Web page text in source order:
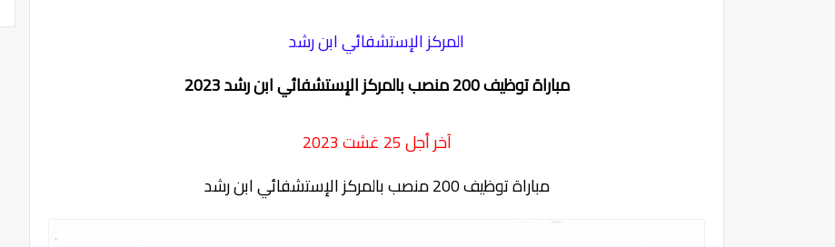
المركز الإستشفائي ابن رشد
مباراة توظيف 200 منصب بالمركز الإستشفائي ابن رشد 2023
آخر أجل 25 غشت 2023
مباراة توظيف 200 منصب بالمركز الإستشفائي ابن رشد